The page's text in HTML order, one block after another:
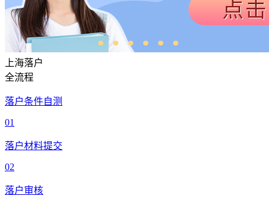
上海落户
全流程
落户条件自测
01
落户材料提交
02
落户审核